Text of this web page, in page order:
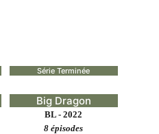
Série Terminée
Big Dragon
BL - 2022
8 épisodes